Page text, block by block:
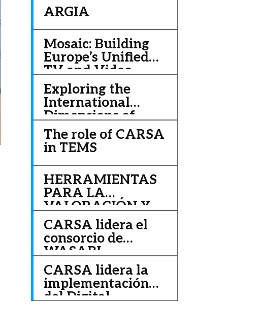
ARGIA
Mosaic: Building
Europe’s Unified
TV and Video
Streaming
Platform
Exploring the
International
Dimensions of
Europe’s Data
Economy
The role of CARSA
in TEMS
HERRAMIENTAS
PARA LA
VALORACIÓN Y
EJECUCIÓN DE
PROYECTOS
CARSA lidera el
consorcio de
WASABI
CARSA lidera la
implementación
del Digital